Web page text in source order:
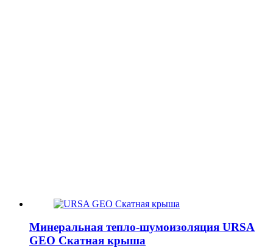
Минеральная тепло-шумоизоляция URSA
GEO Скатная крыша